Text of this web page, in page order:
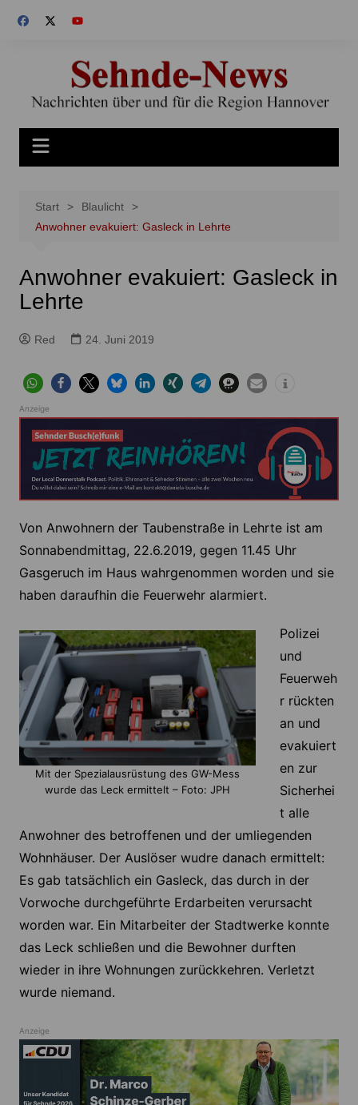
Inhalt
Start
Blaulicht
Anwohner evakuiert: Gasleck in Lehrte
Anwohner evakuiert: Gasleck in
Lehrte
Red 24. Juni 2019
Anzeige
Von Anwohnern der Taubenstraße in Lehrte ist am
Sonnabendmittag, 22.6.2019, gegen 11.45 Uhr
Gasgeruch im Haus wahrgenommen worden und sie
haben daraufhin die Feuerwehr alarmiert.
Mit der Spezialausrüstung des GW-Mess
wurde das Leck ermittelt – Foto: JPH
Polizei
und
Feuerweh
r rückten
an und
evakuiert
en zur
Sicherhei
t alle
Anwohner des betroffenen und der umliegenden
Wohnhäuser. Der Auslöser wudre danach ermittelt:
Es gab tatsächlich ein Gasleck, das durch in der
Vorwoche durchgeführte Erdarbeiten verursacht
worden war. Ein Mitarbeiter der Stadtwerke konnte
das Leck schließen und die Bewohner durften
wieder in ihre Wohnungen zurückkehren. Verletzt
wurde niemand.
Anzeige